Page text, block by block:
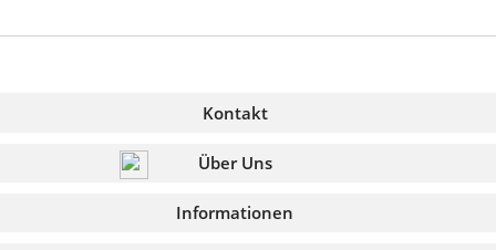
Kontakt
Über Uns
Informationen